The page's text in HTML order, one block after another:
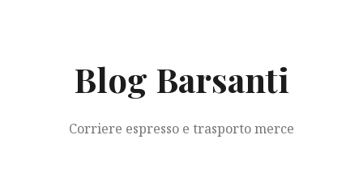
Blog Barsanti
Corriere espresso e trasporto merce